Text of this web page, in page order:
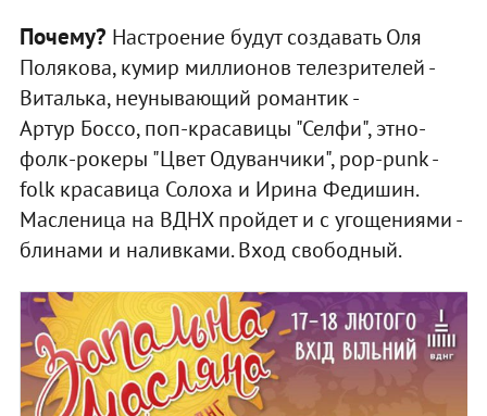
Почему? Настроение будут создавать Оля
Полякова, кумир миллионов телезрителей -
Виталька, неунывающий романтик -
Артур Боссо, поп-красавицы "Селфи", этно-
фолк-рокеры "Цвет Одуванчики", рop-рunk -
folk красавица Солоха и Ирина Федишин.
Масленица на ВДНХ пройдет и с угощениями -
блинами и наливками. Вход свободный.